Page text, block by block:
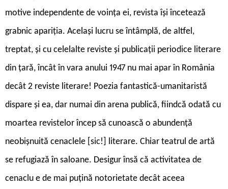
motive independente de voința ei, revista își încetează
grabnic apariția. Același lucru se întâmplă, de altfel,
treptat, și cu celelalte reviste și publicații periodice literare
din țară, încât în vara anului 1947 nu mai apar în România
decât 2 reviste literare! Poezia fantastică-umanitaristă
dispare și ea, dar numai din arena publică, fiindcă odată cu
moartea revistelor încep să cunoască o abundență
neobișnuită cenaclele [sic!] literare. Chiar teatrul de artă
se refugiază în saloane. Desigur însă că activitatea de
cenaclu e de mai puțină notorietate decât aceea